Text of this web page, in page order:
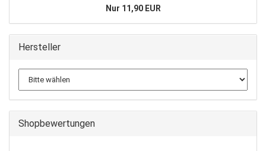
Nur 11,90 EUR
Hersteller
Shopbewertungen